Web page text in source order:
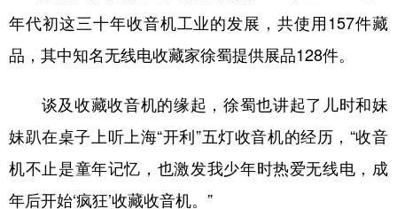
年代初这三十年收音机工业的发展，共使用157件藏
品，其中知名无线电收藏家徐蜀提供展品128件。
谈及收藏收音机的缘起，徐蜀也讲起了儿时和妹
妹趴在桌子上听上海“开利”五灯收音机的经历，“收音
机不止是童年记忆，也激发我少年时热爱无线电，成
年后开始‘疯狂’收藏收音机。”